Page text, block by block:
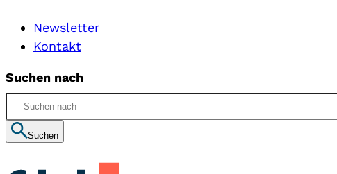
Newsletter
Kontakt
Suchen nach
Suchen